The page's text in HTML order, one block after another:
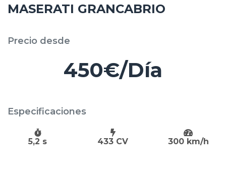
MASERATI GRANCABRIO
Precio desde
450€/Día
Especificaciones
5,2 s 433 CV 300 km/h